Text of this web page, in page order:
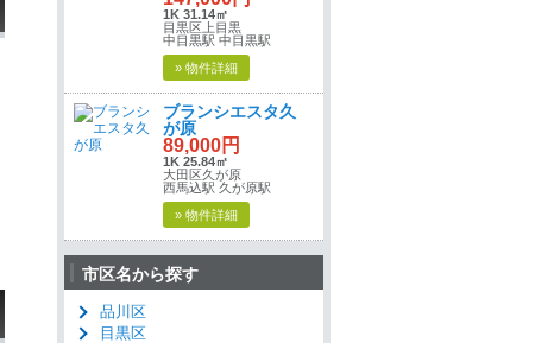
1K 31.14㎡
目黒区上目黒
中目黒駅 中目黒駅
» 物件詳細
ブランシエスタ久
が原
89,000円
1K 25.84㎡
大田区久が原
西馬込駅 久が原駅
» 物件詳細
市区名から探す
品川区
目黒区